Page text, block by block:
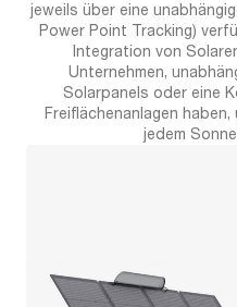
jeweils über eine
Power Point Tracking)
Integration von
Unternehmen,
Solarpanels oder eine
Freiflächenanlagen
jedem